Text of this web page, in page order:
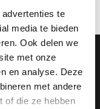
te
media te bieden
Ook delen we
met onze
en analyse. Deze
met andere
of die ze hebben
de hoogte te